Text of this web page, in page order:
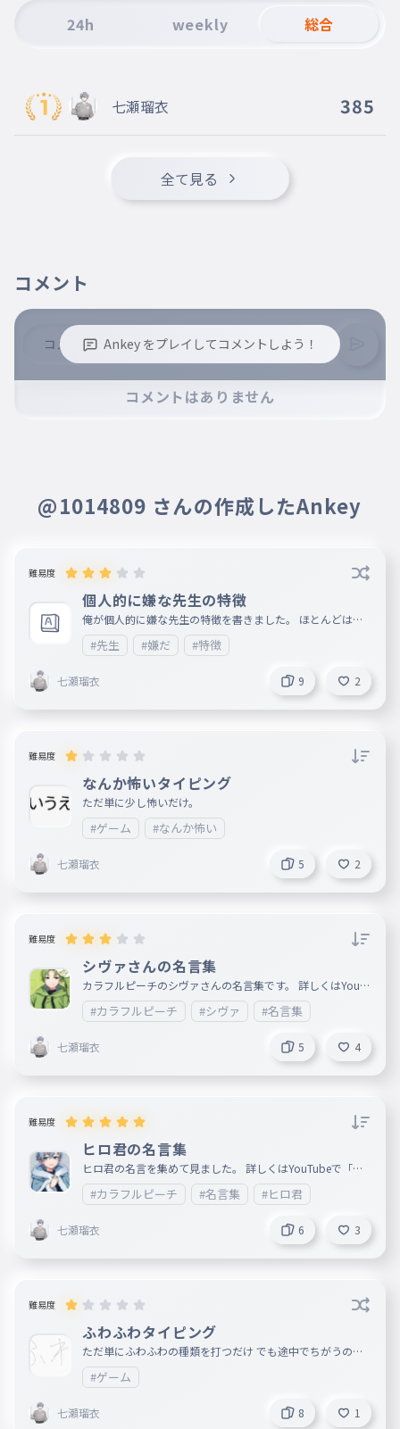
マスコットチャーム１
012 マスコットチャーム２
masukottotya-mu2
コレクションフィギュア２
24h weekly 総合
七瀬瑠衣 385
全て見る
コメント
Ankey をプレイしてコメントしよう！
※コメントするには、ログインが必要です。
コメントはありません
@1014809 さんの作成したAnkey
難易度
個人的に嫌な先生の特徴
俺が個人的に嫌な先生の特徴を書きました。 ほとんどは実
際に体験した話です。
#先生 #嫌だ #特徴
七瀬瑠衣 9 2
難易度
なんか怖いタイピング
ただ単に少し怖いだけ。
#ゲーム #なんか怖い
七瀬瑠衣 5 2
難易度
シヴァさんの名言集
カラフルピーチのシヴァさんの名言集です。 詳しくはYouTu
beで「カラフルピーチシヴァ名言集」で調べてください。
#カラフルピーチ #シヴァ #名言集
七瀬瑠衣 5 4
難易度
ヒロ君の名言集
ヒロ君の名言を集めて見ました。 詳しくはYouTubeで「カ
ラフルピーチヒロ名言集」で調べてください。
#カラフルピーチ #名言集 #ヒロ君
七瀬瑠衣 6 3
難易度
ふわふわタイピング
ただ単にふわふわの種類を打つだけ でも途中でちがうのが
来るかも。それはあなた次第。 では行くんだ。
#ゲーム
七瀬瑠衣 8 1